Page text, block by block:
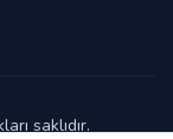
saklıdır.